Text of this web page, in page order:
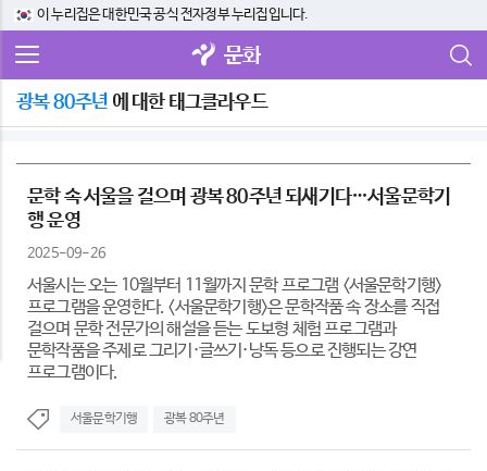
이 누리집은 대한민국 공식 전자정부 누리집입니다.
문화
광복 80주년 에 대한 태그클라우드
문학 속 서울을 걸으며 광복 80주년 되새기다…서울문학기
행 운영
2025-09-26
서울시는 오는 10월부터 11월까지 문학 프로그램 <서울문학기행>
프로그램을 운영한다. <서울문학기행>은 문학작품 속 장소를 직접
걸으며 문학 전문가의 해설을 듣는 도보형 체험 프로그램과
문학작품을 주제로 그리기·글쓰기·낭독 등으로 진행되는 강연
프로그램이다.
서울문학기행 광복 80주년